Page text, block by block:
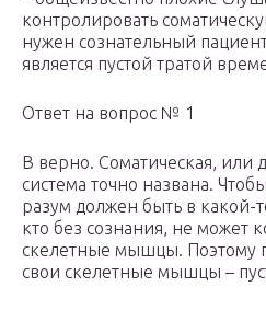
контролировать
нужен сознательный
является пустой тратой
Ответ на вопрос № 1
В верно. Соматическая, или
система точно названа.
разум должен быть в какой-
кто без сознания, не может
скелетные мышцы. Поэтому
свои скелетные мышцы –